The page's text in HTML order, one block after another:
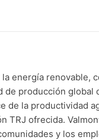
energía
producción
la productividad
TRJ ofrecida.
y los